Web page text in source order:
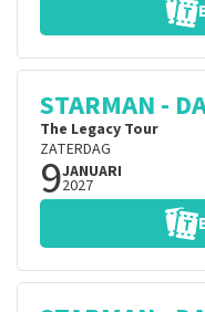
STARMAN -
The Legacy Tour
ZATERDAG
9JANUARI
2027